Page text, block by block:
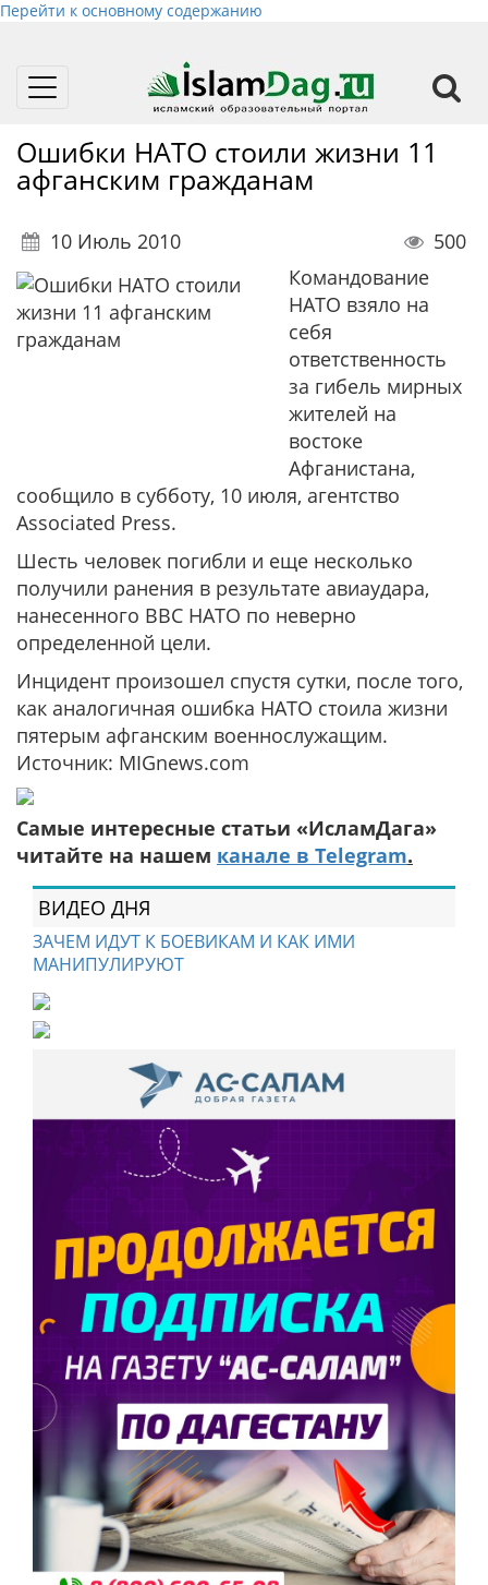
Перейти к основному содержанию
Toggle
Ошибки НАТО стоили жизни 11
афганским гражданам
10 Июль 2010
500
Командование
НАТО взяло на
себя
ответственность
за гибель мирных
жителей на
востоке
Афганистана,
сообщило в субботу, 10 июля, агентство
Associated Press.
Шесть человек погибли и еще несколько
получили ранения в результате авиаудара,
нанесенного ВВС НАТО по неверно
определенной цели.
Инцидент произошел спустя сутки, после того,
как аналогичная ошибка НАТО стоила жизни
пятерым афганским военнослужащим.
Источник: MIGnews.com
Самые интересные статьи «ИсламДага»
читайте на нашем канале в Telegram.
ВИДЕО ДНЯ
ЗАЧЕМ ИДУТ К БОЕВИКАМ И КАК ИМИ
МАНИПУЛИРУЮТ